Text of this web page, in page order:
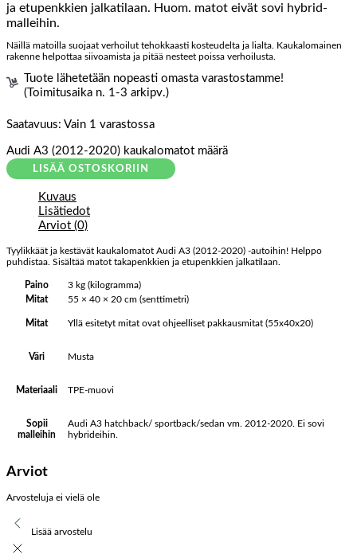
ja etupenkkien jalkatilaan. Huom. matot eivät sovi hybrid-
malleihin.
Näillä matoilla suojaat verhoilut tehokkaasti kosteudelta ja lialta. Kaukalomainen
rakenne helpottaa siivoamista ja pitää nesteet poissa verhoilusta.
Tuote lähetetään nopeasti omasta varastostamme!
(Toimitusaika n. 1-3 arkipv.)
Saatavuus: Vain 1 varastossa
Audi A3 (2012-2020) kaukalomatot määrä
LISÄÄ OSTOSKORIIN
Kuvaus
Lisätiedot
Arviot (0)
Tyylikkäät ja kestävät kaukalomatot Audi A3 (2012-2020) -autoihin! Helppo
puhdistaa. Sisältää matot takapenkkien ja etupenkkien jalkatilaan.
Paino
3 kg (kilogramma)
Mitat
55 × 40 × 20 cm (senttimetri)
Mitat Yllä esitetyt mitat ovat ohjeelliset pakkausmitat (55x40x20)
Väri Musta
Materiaali TPE-muovi
Sopii
malleihin
Audi A3 hatchback/ sportback/sedan vm. 2012-2020. Ei sovi
hybrideihin.
Arviot
Arvosteluja ei vielä ole
Lisää arvostelu